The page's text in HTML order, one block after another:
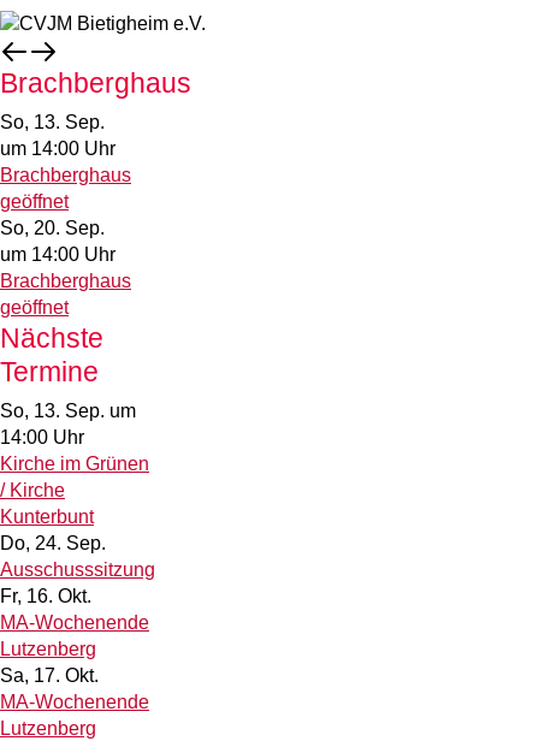
Brachberghaus
So, 13. Sep.
um 14:00 Uhr
Brachberghaus
geöffnet
So, 20. Sep.
um 14:00 Uhr
Brachberghaus
geöffnet
Nächste
Termine
So, 13. Sep. um
14:00 Uhr
Kirche im Grünen
/ Kirche
Kunterbunt
Do, 24. Sep.
Ausschusssitzung
Fr, 16. Okt.
MA-Wochenende
Lutzenberg
Sa, 17. Okt.
MA-Wochenende
Lutzenberg